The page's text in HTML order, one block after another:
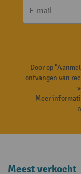
E-mail
Door op
ontvangen van
Meer
Meest verkocht